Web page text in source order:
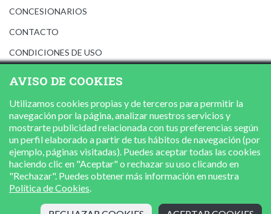
CONCESIONARIOS
CONTACTO
CONDICIONES DE USO
POLÍTICA DE COOKIES
AVISO DE COOKIES
Utilizamos cookies propias y de terceros para permitir la
navegación por la página, analizar nuestros servicios y
mostrarte publicidad relacionada con tus preferencias según
un perfil elaborado a partir de tus hábitos de navegación (por
ejemplo, páginas visitadas). Puedes aceptar todas las cookies
haciendo clic en "Aceptar" o rechazar su uso clicando en
"Rechazar". Puedes obtener más información en nuestra
Política de Cookies.